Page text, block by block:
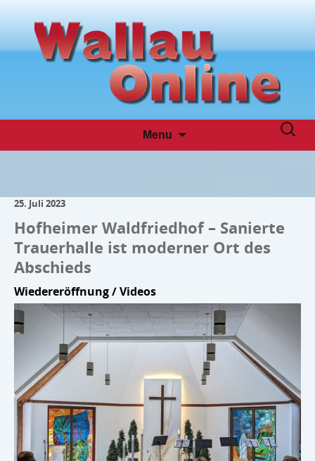
Menu
Suchen
25. Juli 2023
Hofheimer Waldfriedhof – Sanierte
Trauerhalle ist moderner Ort des
Abschieds
Wiedereröffnung / Videos